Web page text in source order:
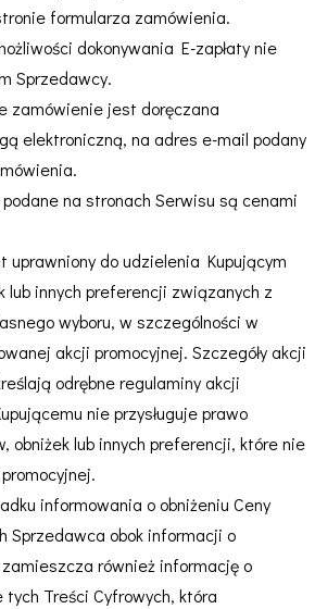
formularza zamówienia.
dokonywania E-zapłaty nie
Sprzedawcy.
zamówienie jest doręczana
elektroniczną, na adres e-mail podany
na stronach Serwisu są cenami
uprawniony do udzielenia Kupującym
lub innych preferencji związanych z
wyboru, w szczególności w
akcji promocyjnej. Szczegóły akcji
odrębne regulaminy akcji
nie przysługuje prawo
obniżek lub innych preferencji, które nie
informowania o obniżeniu Ceny
Sprzedawca obok informacji o
również informację o
Treści Cyfrowych, która